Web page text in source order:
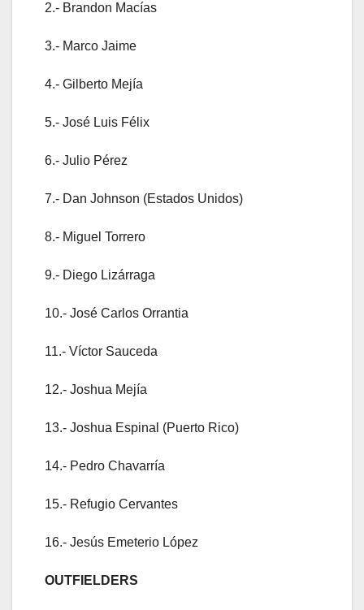
2.- Brandon Macías
3.- Marco Jaime
4.- Gilberto Mejía
5.- José Luis Félix
6.- Julio Pérez
7.- Dan Johnson (Estados Unidos)
8.- Miguel Torrero
9.- Diego Lizárraga
10.- José Carlos Orrantia
11.- Víctor Sauceda
12.- Joshua Mejía
13.- Joshua Espinal (Puerto Rico)
14.- Pedro Chavarría
15.- Refugio Cervantes
16.- Jesús Emeterio López
OUTFIELDERS